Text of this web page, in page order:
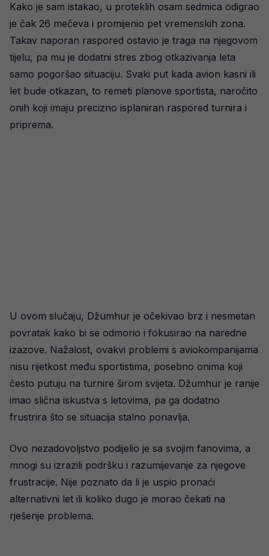
Kako je sam istakao, u proteklih osam sedmica odigrao
je čak 26 mečeva i promijenio pet vremenskih zona.
Takav naporan raspored ostavio je traga na njegovom
tijelu, pa mu je dodatni stres zbog otkazivanja leta
samo pogoršao situaciju. Svaki put kada avion kasni ili
let bude otkazan, to remeti planove sportista, naročito
onih koji imaju precizno isplaniran raspored turnira i
priprema.
U ovom slučaju, Džumhur je očekivao brz i nesmetan
povratak kako bi se odmorio i fokusirao na naredne
izazove. Nažalost, ovakvi problemi s aviokompanijama
nisu rijetkost među sportistima, posebno onima koji
često putuju na turnire širom svijeta. Džumhur je ranije
imao slična iskustva s letovima, pa ga dodatno
frustrira što se situacija stalno ponavlja.
Ovo nezadovoljstvo podijelio je sa svojim fanovima, a
mnogi su izrazili podršku i razumijevanje za njegove
frustracije. Nije poznato da li je uspio pronaći
alternativni let ili koliko dugo je morao čekati na
rješenje problema.